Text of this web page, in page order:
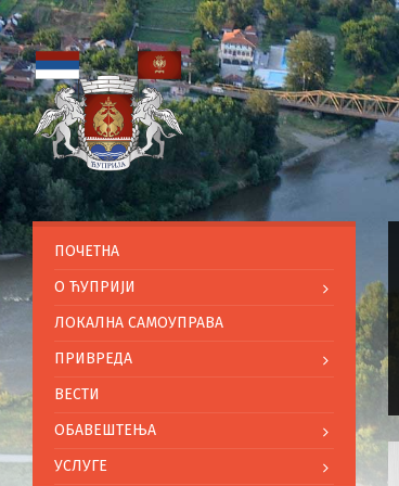
ПОЧЕТНА
O ЋУПРИЈИ
ЛОКАЛНА САМОУПРАВА
ПРИВРЕДА
ВЕСТИ
ОБАВЕШТЕЊА
УСЛУГЕ